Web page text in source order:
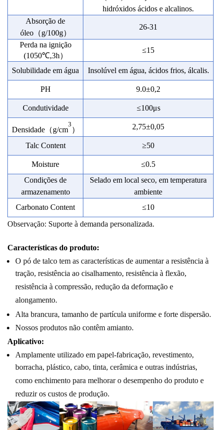
hidróxidos ácidos e alcalinos.
Absorção de
óleo（g/100g）
26-31
Perda na ignição
(1050℃,3h）
≤15
Solubilidade em água Insolúvel em água, ácidos frios, álcalis.
PH 9.0±0,2
Condutividade ≤100μs
Densidade（g/cm
3
） 2,75±0,05
Talc Content ≥50
Moisture ≤0.5
Condições de
armazenamento
Selado em local seco, em temperatura
ambiente
Carbonato Content
≤10
Observação: Suporte à demanda personalizada.
Características do produto:
O pó de talco tem as características de aumentar a resistência à
tração, resistência ao cisalhamento, resistência à flexão,
resistência à compressão, redução da deformação e
alongamento.
Alta brancura, tamanho de partícula uniforme e forte dispersão.
Nossos produtos não contêm amianto.
Aplicativo:
Amplamente utilizado em papel-fabricação, revestimento,
borracha, plástico, cabo, tinta, cerâmica e outras indústrias,
como enchimento para melhorar o desempenho do produto e
reduzir os custos de produção.